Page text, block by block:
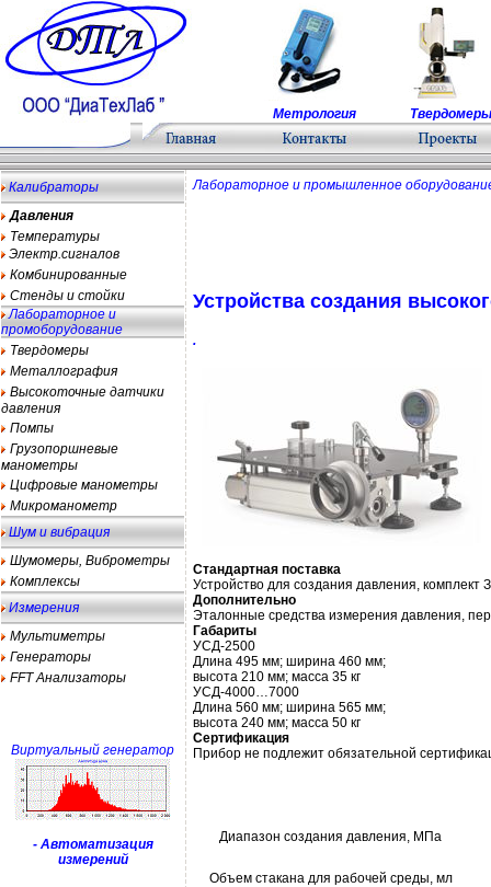
Метрология Твердомеры
Калибраторы
Давления
Температуры
Электр.сигналов
Комбинированные
Стенды и стойки
Лабораторное и
промоборудование
Твердомеры
Металлография
Высокоточные датчики
давления
Помпы
Грузопоршневые
манометры
Цифровые манометры
Микроманометр
Шум и вибрация
Шумомеры, Виброметры
Комплексы
Измерения
Мультиметры
Генераторы
FFT Анализаторы
Виртуальный генератор
- Автоматизация
измерений
Лабораторное и промышленное
Устройства создания
.
Стандартная поставка
Устройство для создания давления, комплект
Дополнительно
Эталонные средства измерения давления,
Габариты
УСД-2500
Длина 495 мм; ширина 460 мм;
высота 210 мм; масса 35 кг
УСД-4000…7000
Длина 560 мм; ширина 565 мм;
высота 240 мм; масса 50 кг
Сертификация
Прибор не подлежит обязательной
Диапазон создания давления, МПа
Объем стакана для рабочей среды, мл